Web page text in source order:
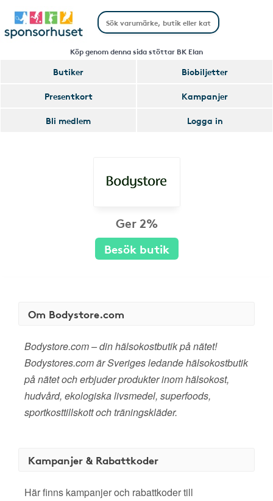
Köp genom denna sida stöttar BK Elan
Butiker
Biobiljetter
Presentkort
Kampanjer
Bli medlem
Logga in
Ger 2%
Besök butik
Om Bodystore.com
Bodystore.com – din hälsokostbutik på nätet!
Bodystores.com är Sveriges ledande hälsokostbutik
på nätet och erbjuder produkter inom hälsokost,
hudvård, ekologiska livsmedel, superfoods,
sportkosttillskott och träningskläder.
Kampanjer & Rabattkoder
Här finns kampanjer och rabattkoder till